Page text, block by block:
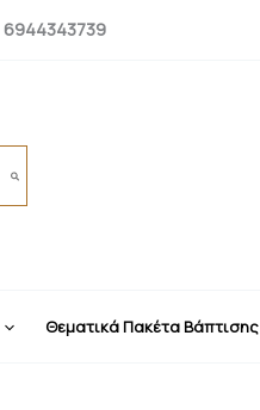
6944343739
Θεματικά Πακέτα Βάπτισης